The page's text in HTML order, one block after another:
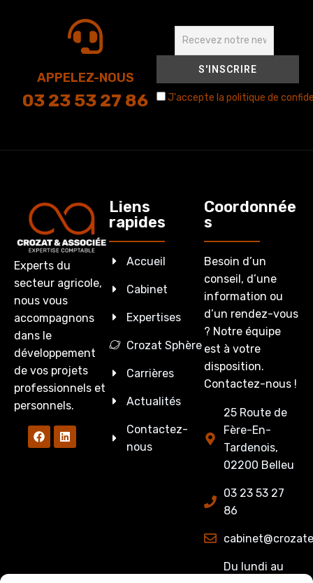
APPELEZ-NOUS
03 23 53 27 86 J'accepte la politique de
Experts du
secteur agricole,
nous vous
accompagnons
dans le
développement
de vos projets
professionnels et
personnels.
Liens
rapides
Accueil
Cabinet
Expertises
Crozat Sphère
Carrières
Actualités
Contactez-
nous
Coordonnée
s
Besoin d’un
conseil, d’une
information ou
d’un rendez-vous
? Notre équipe
est à votre
disposition.
Contactez-nous !
25 Route de
Fère-En-
Tardenois,
02200 Belleu
03 23 53 27
86
Du lundi au